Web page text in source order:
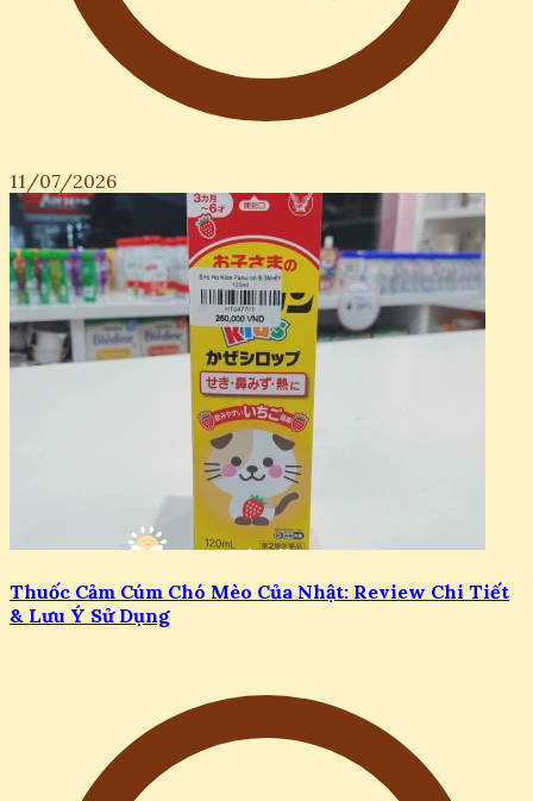
11/07/2026
Thuốc Cảm Cúm Chó Mèo Của Nhật: Review Chi Tiết
& Lưu Ý Sử Dụng